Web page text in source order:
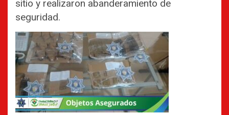
sitio y realizaron abanderamiento de
seguridad.